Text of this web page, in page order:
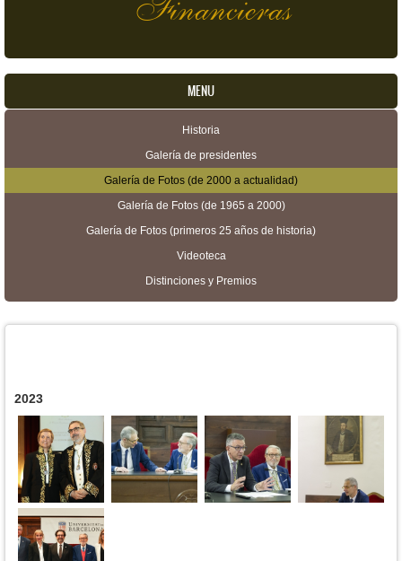
MENU
Historia
Galería de presidentes
Galería de Fotos (de 2000 a actualidad)
Galería de Fotos (de 1965 a 2000)
Galería de Fotos (primeros 25 años de historia)
Videoteca
Distinciones y Premios
2023